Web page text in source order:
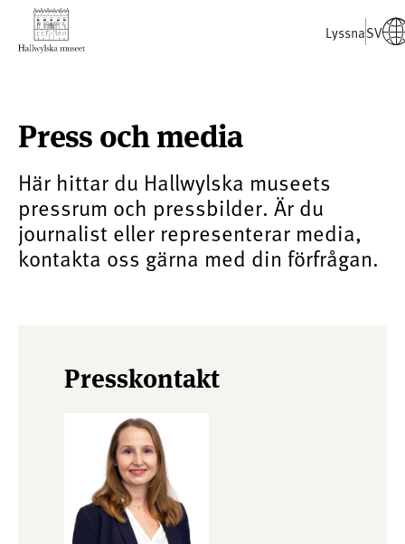
LyssnaSV
Press och media
Här hittar du Hallwylska museets
pressrum och pressbilder. Är du
journalist eller representerar media,
kontakta oss gärna med din förfrågan.
Presskontakt